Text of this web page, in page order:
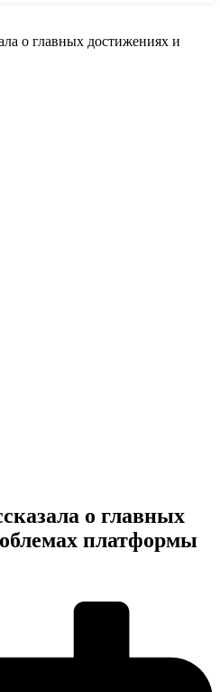
о главных достижениях и
о главных
платформы